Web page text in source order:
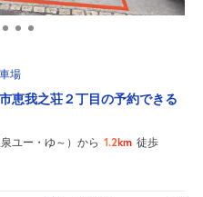
場
恵我之荘２丁目の予約できる
ユー・ゆ～）から 1.2km 徒歩